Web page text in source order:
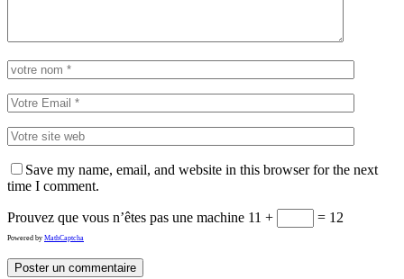
Save my name, email, and website in this browser for the next
time I comment.
Prouvez que vous n’êtes pas une machine 11 + = 12
Powered by MathCaptcha